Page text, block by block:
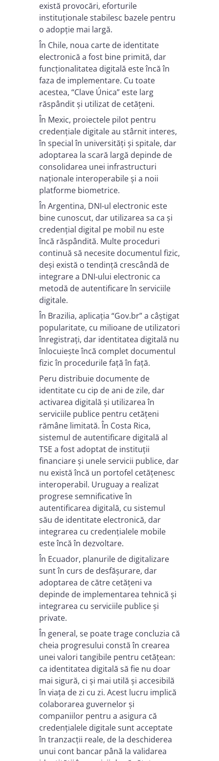
există provocări, eforturile
instituționale stabilesc bazele pentru
o adopție mai largă.
În Chile, noua carte de identitate
electronică a fost bine primită, dar
funcționalitatea digitală este încă în
faza de implementare. Cu toate
acestea, “Clave Única” este larg
răspândit și utilizat de cetățeni.
În Mexic, proiectele pilot pentru
credențiale digitale au stârnit interes,
în special în universități și spitale, dar
adoptarea la scară largă depinde de
consolidarea unei infrastructuri
naționale interoperabile și a noii
platforme biometrice.
În Argentina, DNI-ul electronic este
bine cunoscut, dar utilizarea sa ca și
credențial digital pe mobil nu este
încă răspândită. Multe proceduri
continuă să necesite documentul fizic,
deși există o tendință crescândă de
integrare a DNI-ului electronic ca
metodă de autentificare în serviciile
digitale.
În Brazilia, aplicația “Gov.br” a câștigat
popularitate, cu milioane de utilizatori
înregistrați, dar identitatea digitală nu
înlocuiește încă complet documentul
fizic în procedurile față în față.
Peru distribuie documente de
identitate cu cip de ani de zile, dar
activarea digitală și utilizarea în
serviciile publice pentru cetățeni
rămâne limitată. În Costa Rica,
sistemul de autentificare digitală al
TSE a fost adoptat de instituții
financiare și unele servicii publice, dar
nu există încă un portofel cetățenesc
interoperabil. Uruguay a realizat
progrese semnificative în
autentificarea digitală, cu sistemul
său de identitate electronică, dar
integrarea cu credențialele mobile
este încă în dezvoltare.
În Ecuador, planurile de digitalizare
sunt în curs de desfășurare, dar
adoptarea de către cetățeni va
depinde de implementarea tehnică și
integrarea cu serviciile publice și
private.
În general, se poate trage concluzia că
cheia progresului constă în crearea
unei valori tangibile pentru cetățean:
ca identitatea digitală să fie nu doar
mai sigură, ci și mai utilă și accesibilă
în viața de zi cu zi. Acest lucru implică
colaborarea guvernelor și
companiilor pentru a asigura că
credențialele digitale sunt acceptate
în tranzacții reale, de la deschiderea
unui cont bancar până la validarea